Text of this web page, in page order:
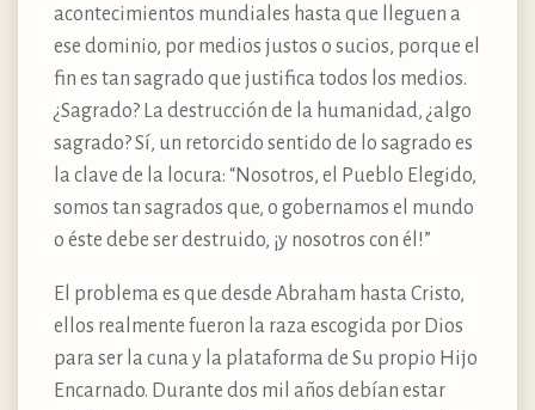
acontecimientos mundiales hasta que lleguen a
ese dominio, por medios justos o sucios, porque el
fin es tan sagrado que justifica todos los medios.
¿Sagrado? La destrucción de la humanidad, ¿algo
sagrado? Sí, un retorcido sentido de lo sagrado es
la clave de la locura: “Nosotros, el Pueblo Elegido,
somos tan sagrados que, o gobernamos el mundo
o éste debe ser destruido, ¡y nosotros con él!”
El problema es que desde Abraham hasta Cristo,
ellos realmente fueron la raza escogida por Dios
para ser la cuna y la plataforma de Su propio Hijo
Encarnado. Durante dos mil años debían estar